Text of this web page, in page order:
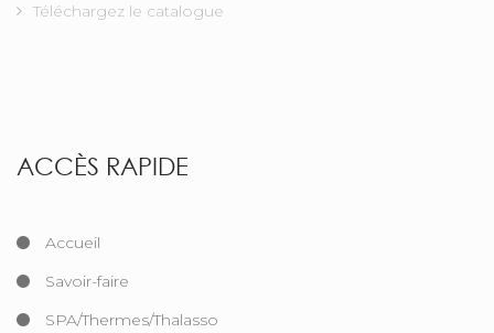
Téléchargez le catalogue
ACCÈS RAPIDE
Accueil
Savoir-faire
SPA/Thermes/Thalasso